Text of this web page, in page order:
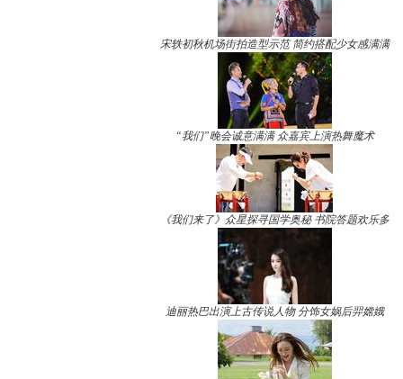
宋轶初秋机场街拍造型示范 简约搭配少女感满满
“我们”晚会诚意满满 众嘉宾上演热舞魔术
《我们来了》众星探寻国学奥秘 书院答题欢乐多
迪丽热巴出演上古传说人物 分饰女娲后羿嫦娥